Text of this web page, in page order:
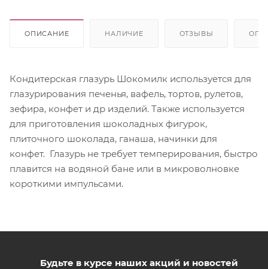
ОПИСАНИЕ НАЛИЧИЕ ОТЗЫВЫ
Кондитерская глазурь Шокомилк используется для
глазурирования печенья, вафель, тортов, рулетов,
зефира, конфет и др изделий. Также используется
для приготовления шоколадных фигурок,
плиточного шоколада, ганаша, начинки для
конфет. Глазурь не требует темперирования, быстро
плавится на водяной бане или в микроволновке
короткими импульсами.
Будьте в курсе наших акций и новостей